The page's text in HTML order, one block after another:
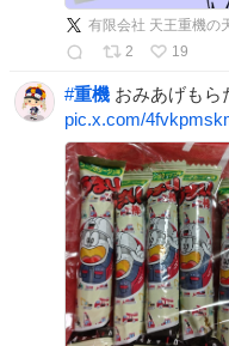
2
19
#重機 おみあげもら
pic.x.com/